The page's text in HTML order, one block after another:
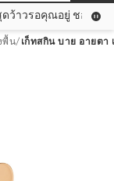
ว้าวรอคุณอยู่ ชอปคุ้มก
พื้น/ เก็ทสกิน บาย อายตา